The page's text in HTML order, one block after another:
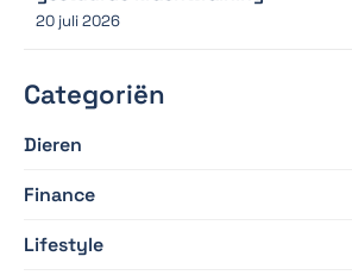
20 juli 2026
Categoriën
Dieren
Finance
Lifestyle